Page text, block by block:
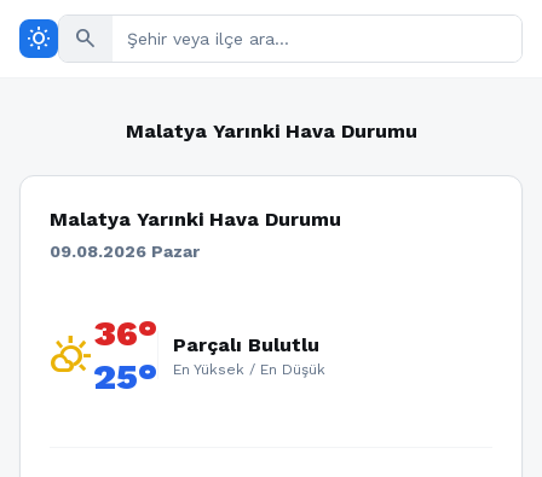
wb_sunny search
Malatya Yarınki Hava Durumu
Malatya Yarınki Hava Durumu
09.08.2026 Pazar
partly_cloudy_day36°
25°
Parçalı Bulutlu
En Yüksek / En Düşük